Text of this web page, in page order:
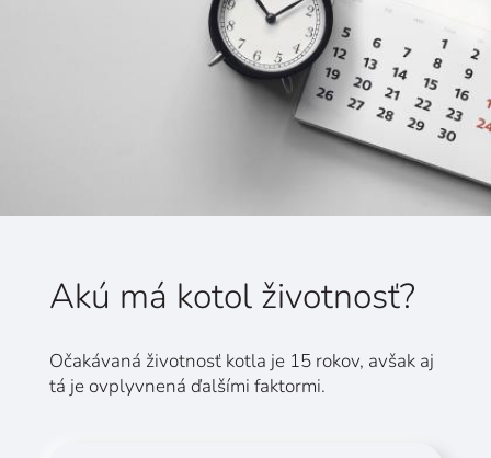
Akú má kotol životnosť?
Očakávaná životnosť kotla je 15 rokov, avšak aj
tá je ovplyvnená ďalšími faktormi.